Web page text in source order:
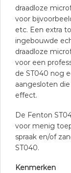
draadloze
voor
etc. Een extra
ingebouwde
draadloze
voor een
de ST040 nog
aangesloten
effect.
De Fenton
voor menig
spraak en/of
ST040.
Kenmerken